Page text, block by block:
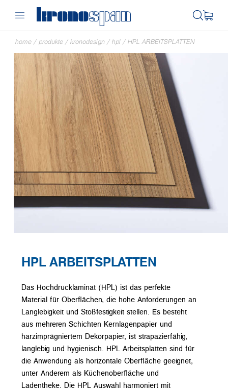
home / produkte / kronodesign / hpl / HPL ARBEITSPLATTEN
HPL ARBEITSPLATTEN
Das Hochdrucklaminat (HPL) ist das perfekte
Material für Oberflächen, die hohe Anforderungen an
Langlebigkeit und Stoßfestigkeit stellen. Es besteht
aus mehreren Schichten Kernlagenpapier und
harzimprägniertem Dekorpapier, ist strapazierfähig,
langlebig und hygienisch. HPL Arbeitsplatten sind für
die Anwendung als horizontale Oberfläche geeignet,
unter Anderem als Küchenoberfläche und
Ladentheke. Die HPL Auswahl harmoniert mit